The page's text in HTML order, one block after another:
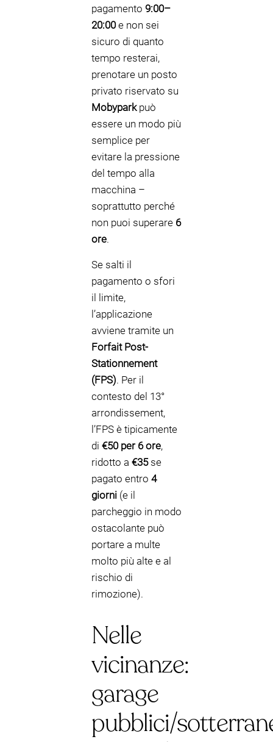
pagamento 9:00–
20:00e non sei
sicuro di quanto
tempo resterai,
prenotare un posto
privato riservato su
Mobyparkpuò
essere un modo più
semplice per
evitare la pressione
del tempo alla
macchina –
soprattutto perché
non puoi superare 6
ore.
Se salti il
pagamento o sfori
il limite,
l’applicazione
avviene tramite un
Forfait Post-
Stationnement
(FPS). Per il
contesto del 13°
arrondissement,
l’FPS è tipicamente
di €50 per 6 ore,
ridotto a €35se
pagato entro 4
giorni (e il
parcheggio in modo
ostacolante può
portare a multe
molto più alte e al
rischio di
rimozione).
Nelle
vicinanze:
garage
pubblici/